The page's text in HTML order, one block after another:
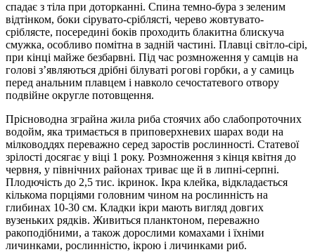
спадає з тіла при доторканні. Спина темно-бура з зеленим
відтінком, боки сірувато-сріблясті, черево жовтувато-
сріблясте, посередині боків проходить блакитна блискуча
смужка, особливо помітна в задній частині. Плавці світло-сірі,
при кінці майже безбарвні. Під час розмноження у самців на
голові з’являються дрібні білуваті рогові горбки, а у самиць
перед анальним плавцем і навколо сечостатевого отвору
подвійне округле потовщення.
Прісноводна зграйна жила риба стоячих або слабопроточних
водойм, яка тримається в приповерхневих шарах води на
мілководдях переважно серед заростів рослинності. Статевої
зрілості досягає у віці 1 року. Розмноження з кінця квітня до
червня, у північних районах триває ще й в липні-серпні.
Плодючість до 2,5 тис. ікринок. Ікра клейка, відкладається
кількома порціями головним чином на рослинність на
глибинах 10-30 см. Кладки ікри мають вигляд довгих
вузеньких рядків. Живиться планктоном, переважно
ракоподібними, а також дорослими комахами і їхніми
личинками, рослинністю, ікрою і личинками риб.